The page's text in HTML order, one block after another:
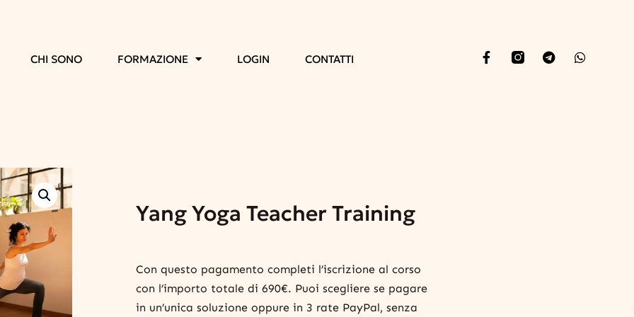
CHI SONO FORMAZIONE LOGIN CONTATTI
Yang Yoga Teacher Training
Con questo pagamento completi l’iscrizione al corso
con l’importo totale di 690€. Puoi scegliere se pagare
in un’unica soluzione oppure in 3 rate PayPal, senza